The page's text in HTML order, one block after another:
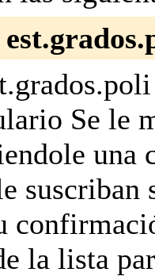
Se le
una
la lista